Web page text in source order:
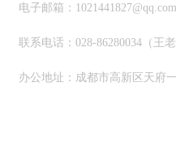
电子邮箱：1021441827@qq.com
联系电话：028-86280034（王老
办公地址：成都市高新区天府